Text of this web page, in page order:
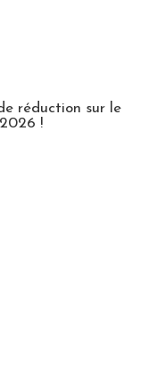
réduction sur le
!